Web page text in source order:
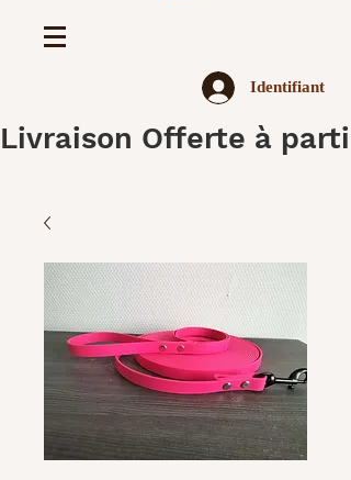
Identifiant
Livraison Offerte à